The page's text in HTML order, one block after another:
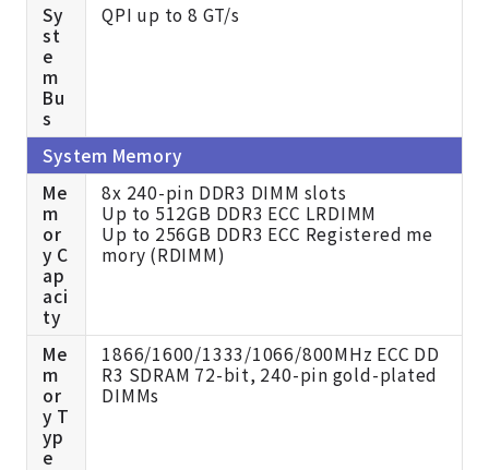
Sy
st
e
m
Bu
s
QPI up to 8 GT/s
System Memory
Me
m
or
y C
ap
aci
ty
8x 240-pin DDR3 DIMM slots
Up to 512GB DDR3 ECC LRDIMM
Up to 256GB DDR3 ECC Registered me
mory (RDIMM)
Me
m
or
y T
yp
e
1866/1600/1333/1066/800MHz ECC DD
R3 SDRAM 72-bit, 240-pin gold-plated
DIMMs